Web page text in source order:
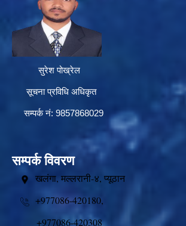
सुरेश पोख्रेल
सूचना प्रविधि अधिकृत
सम्पर्क नं: 9857868029
सम्पर्क विवरण
खलंगा, मल्लरानी-४, प्यूठान
+977086-420180,
+977086-420308